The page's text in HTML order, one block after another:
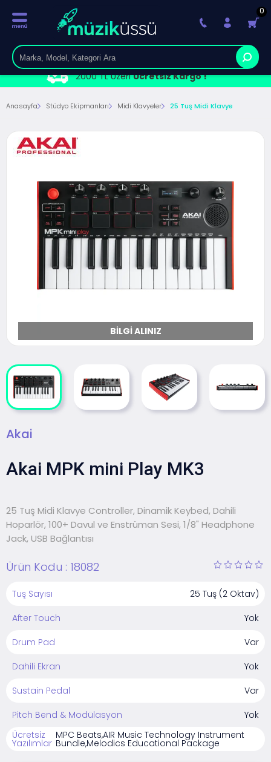
2000 TL ÜzeriÜcretsiz Kargo !
0
Anasayfa Stüdyo Ekipmanları Midi Klavyeler 25 Tuş Midi Klavye
BILGI ALINIZ
Akai
Akai MPK mini Play MK3
25 Tuş Midi Klavye Controller, Dinamik Keybed, Dahili
Hoparlör, 100+ Davul ve Enstrüman Sesi, 1/8" Headphone
Jack, USB Bağlantısı
Ürün Kodu : 18082
Tuş Sayısı
25 Tuş (2 Oktav)
After Touch
Yok
Drum Pad
Var
Dahili Ekran
Yok
Sustain Pedal
Var
Pitch Bend & Modülasyon
Yok
Ücretsiz
Yazılımlar
MPC Beats,AIR Music Technology Instrument
Bundle,Melodics Educational Package